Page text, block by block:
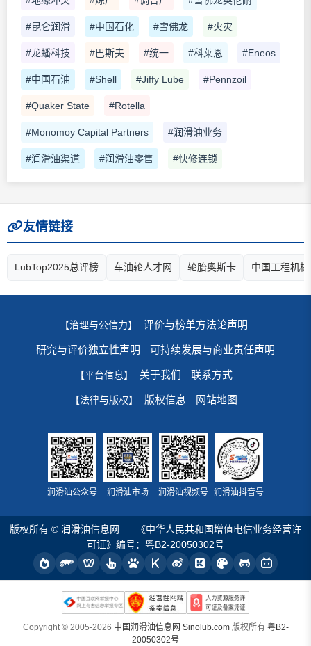
#昆仑润滑 #中国石化 #雪佛龙 #火灾
#龙蟠科技 #巴斯夫 #统一 #科莱恩 #Eneos
#中国石油 #Shell #Jiffy Lube #Pennzoil
#Quaker State #Rotella
#Monomoy Capital Partners #润滑油业务
#润滑油渠道 #润滑油零售 #快修连锁
友情链接
LubTop2025总评榜 车油轮人才网 轮胎奥斯卡 中国工程机
【治理与公信力】 评价与榜单方法论声明
研究与评价独立性声明 可持续发展与商业责任声明
【平台信息】 关于我们 联系方式
【法律与版权】 版权信息 网站地图
润滑油公众号 润滑油市场 润滑油视频号 润滑油抖音号
版权所有 © 润滑油信息网
《中华人民共和国增值电信业务经营许
可证》编号：粤B2-20050302号
Copyright © 2005-2026 中国润滑油信息网 Sinolub.com版权所有 粤B2-
20050302号